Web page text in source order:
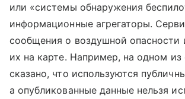
или «системы обнаружения
информационные агрегаторы.
сообщения о воздушной опасности
их на карте. Например, на одном из
сказано, что используются
а опубликованные данные нельзя